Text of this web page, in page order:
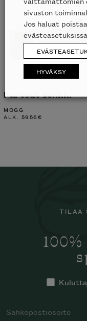
Partout senkki
MOGG
ALK. 5956€
TILAA
sivuston
Jos haluat
HYVÄKSY